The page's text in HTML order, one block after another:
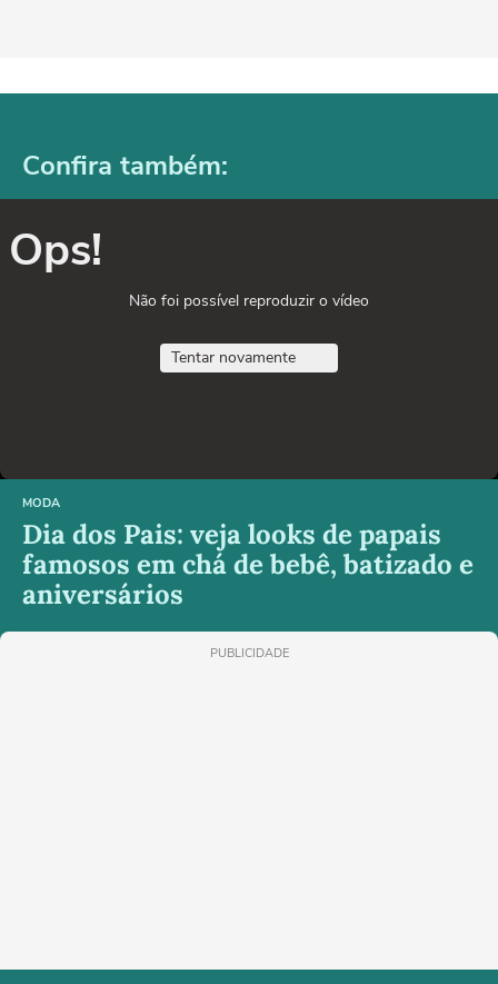
Confira também:
Ops!
Não foi possível reproduzir o vídeo
Tentar novamente
MODA
Dia dos Pais: veja looks de papais
famosos em chá de bebê, batizado e
aniversários
PUBLICIDADE